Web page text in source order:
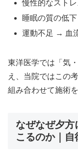
慢性的なスト
睡眠の質の低
運動不足 → 血
東洋医学では「気
え、当院ではこの
組み合わせて施術を
なぜなぜ夕方
こるのか｜自